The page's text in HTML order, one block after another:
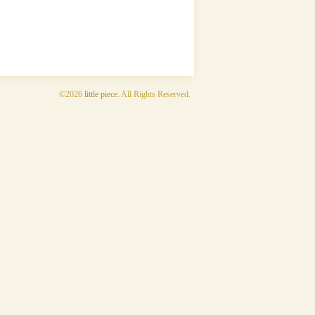
©2026 little piece . All Rights Reserved.